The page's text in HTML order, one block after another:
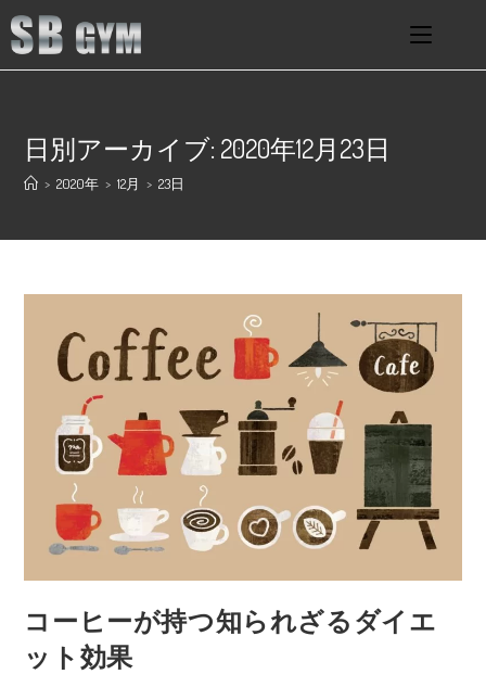
日別アーカイブ: 2020年12月23日
> 2020年 > 12月 > 23日
コーヒーが持つ知られざるダイエ
ット効果